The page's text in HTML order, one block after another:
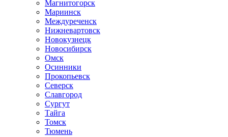
Магнитогорск
Мариинск
Междуреченск
Нижневартовск
Новокузнецк
Новосибирск
Омск
Осинники
Прокопьевск
Северск
Славгород
Сургут
Тайга
Томск
Тюмень